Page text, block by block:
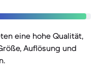
eine hohe Qualität,
Auflösung und